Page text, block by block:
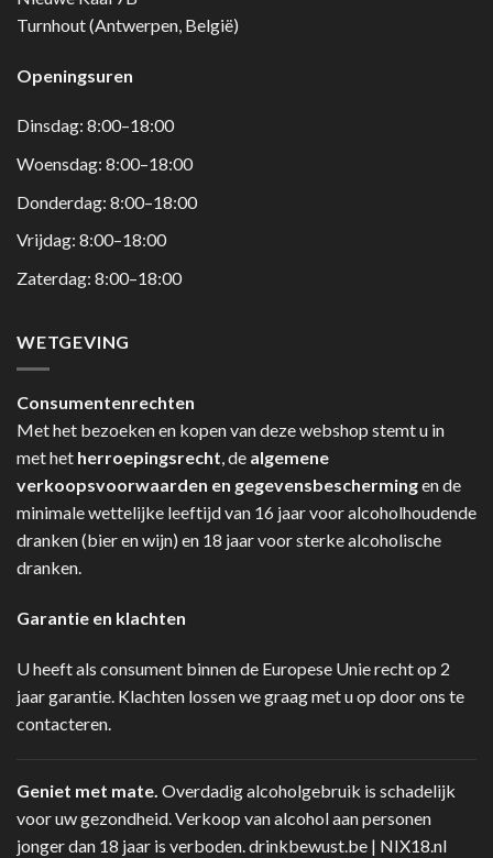
Turnhout (Antwerpen, België)
Openingsuren
Dinsdag: 8:00–18:00
Woensdag: 8:00–18:00
Donderdag: 8:00–18:00
Vrijdag: 8:00–18:00
Zaterdag: 8:00–18:00
WETGEVING
Consumentenrechten
Met het bezoeken en kopen van deze webshop stemt u in
met het herroepingsrecht, de algemene
verkoopsvoorwaarden en gegevensbeschermingen de
minimale wettelijke leeftijd van 16 jaar voor alcoholhoudende
dranken (bier en wijn) en 18 jaar voor sterke alcoholische
dranken.
Garantie en klachten
U heeft als consument binnen de Europese Unie recht op 2
jaar garantie. Klachten lossen we graag met u op door ons te
contacteren.
Geniet met mate. Overdadig alcoholgebruik is schadelijk
voor uw gezondheid. Verkoop van alcohol aan personen
jonger dan 18 jaar is verboden.drinkbewust.be | NIX18.nl